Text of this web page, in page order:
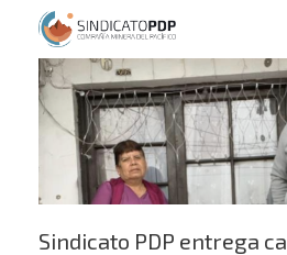
Sindicato PDP entrega